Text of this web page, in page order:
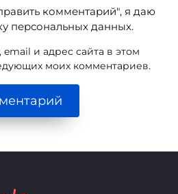
комментарий", я даю
персональных данных.
и адрес сайта в этом
моих комментариев.